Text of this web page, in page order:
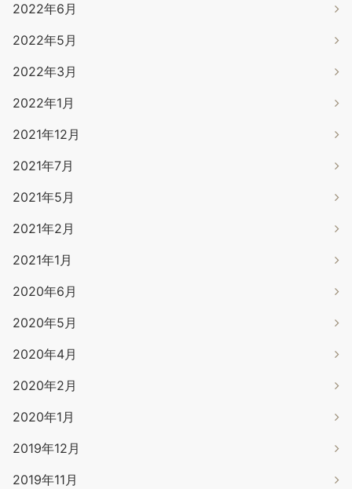
2022年6月
2022年5月
2022年3月
2022年1月
2021年12月
2021年7月
2021年5月
2021年2月
2021年1月
2020年6月
2020年5月
2020年4月
2020年2月
2020年1月
2019年12月
2019年11月